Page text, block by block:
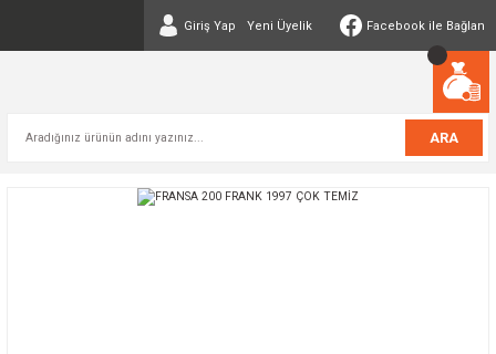
Giriş Yap Yeni Üyelik Facebook ile Bağlan
ARA